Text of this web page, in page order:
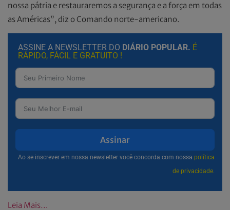
nossa pátria e restauraremos a segurança e a força em todas
as Américas”, diz o Comando norte-americano.
ASSINE A NEWSLETTER DO DIÁRIO POPULAR. É
RÁPIDO, FÁCIL E GRATUITO !
Assinar
Ao se inscrever em nossa newsletter você concorda com nossa política
de privacidade.
Leia Mais…